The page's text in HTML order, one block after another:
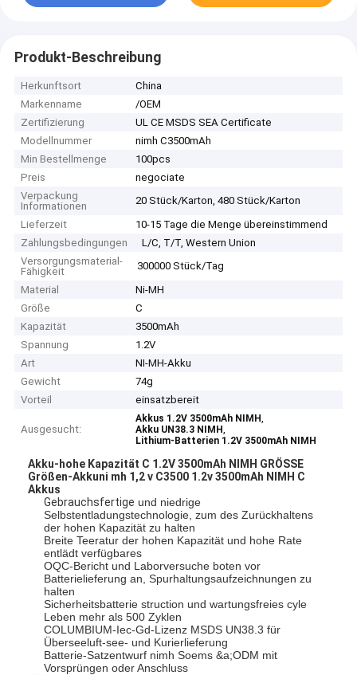
Produkt-Beschreibung
Herkunftsort
China
Markenname
/OEM
Zertifizierung
UL CE MSDS SEA Certificate
Modellnummer
nimh C3500mAh
Min Bestellmenge
100pcs
Preis
negociate
Verpackung
Informationen
20 Stück/Karton, 480 Stück/Karton
Lieferzeit
10-15 Tage die Menge übereinstimmend
Zahlungsbedingungen
L/C, T/T, Western Union
Versorgungsmaterial-
Fähigkeit
300000 Stück/Tag
Material
Ni-MH
Größe
C
Kapazität
3500mAh
Spannung
1.2V
Art
NI-MH-Akku
Gewicht
74g
Vorteil
einsatzbereit
Ausgesucht:
Akkus 1.2V 3500mAh NIMH,
Akku UN38.3 NIMH,
Lithium-Batterien 1.2V 3500mAh NIMH
Akku-hohe Kapazität C 1.2V 3500mAh NIMH GRÖSSE
Größen-Akkuni mh 1,2 v C3500 1.2v 3500mAh NIMH C
Akkus
Gebrauchsfertige und niedrige
Selbstentladungstechnologie, zum des Zurückhaltens
der hohen Kapazität zu halten
Breite Teeratur der hohen Kapazität und hohe Rate
entlädt verfügbares
OQC-Bericht und Laborversuche boten vor
Batterielieferung an, Spurhaltungsaufzeichnungen zu
halten
Sicherheitsbatterie struction und wartungsfreies cyle
Leben mehr als 500 Zyklen
COLUMBIUM-Iec-Gd-Lizenz MSDS UN38.3 für
Überseeluft-see- und Kurierlieferung
Batterie-Satzentwurf nimh Soems &a;ODM mit
Vorsprüngen oder Anschluss